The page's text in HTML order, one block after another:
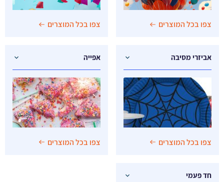
צפו בכל המוצרים צפו בכל המוצרים
אביזרי מסיבה
צפו בכל המוצרים
אפייה
צפו בכל המוצרים
חד פעמי